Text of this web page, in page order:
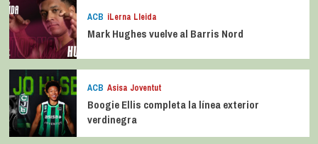
ACB iLerna Lleida
Mark Hughes vuelve al Barris Nord
ACB Asisa Joventut
Boogie Ellis completa la línea exterior
verdinegra